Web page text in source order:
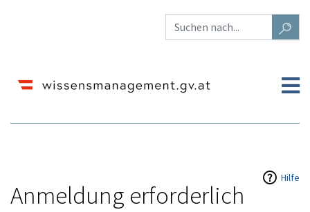
Hilfe
Anmeldung erforderlich